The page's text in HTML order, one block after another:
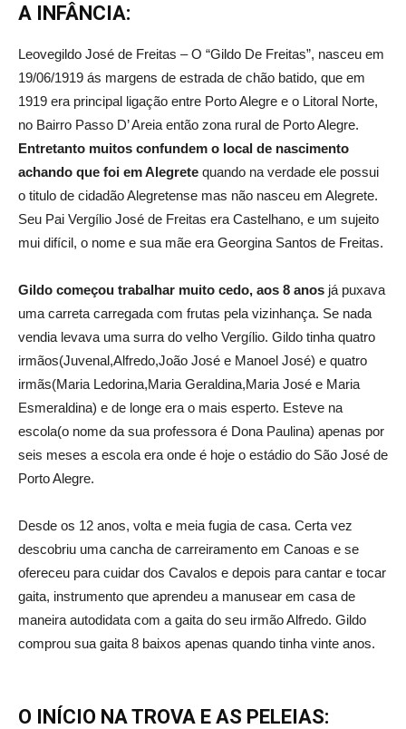
A INFÂNCIA:
Leovegildo José de Freitas – O “Gildo De Freitas”, nasceu em
19/06/1919 ás margens de estrada de chão batido, que em
1919 era principal ligação entre Porto Alegre e o Litoral Norte,
no Bairro Passo D’ Areia então zona rural de Porto Alegre.
Entretanto muitos confundem o local de nascimento
achando que foi em Alegrete quando na verdade ele possui
o titulo de cidadão Alegretense mas não nasceu em Alegrete.
Seu Pai Vergílio José de Freitas era Castelhano, e um sujeito
mui difícil, o nome e sua mãe era Georgina Santos de Freitas.
Gildo começou trabalhar muito cedo, aos 8 anos já puxava
uma carreta carregada com frutas pela vizinhança. Se nada
vendia levava uma surra do velho Vergílio. Gildo tinha quatro
irmãos(Juvenal,Alfredo,João José e Manoel José) e quatro
irmãs(Maria Ledorina,Maria Geraldina,Maria José e Maria
Esmeraldina) e de longe era o mais esperto. Esteve na
escola(o nome da sua professora é Dona Paulina) apenas por
seis meses a escola era onde é hoje o estádio do São José de
Porto Alegre.
Desde os 12 anos, volta e meia fugia de casa. Certa vez
descobriu uma cancha de carreiramento em Canoas e se
ofereceu para cuidar dos Cavalos e depois para cantar e tocar
gaita, instrumento que aprendeu a manusear em casa de
maneira autodidata com a gaita do seu irmão Alfredo. Gildo
comprou sua gaita 8 baixos apenas quando tinha vinte anos.
O INÍCIO NA TROVA E AS PELEIAS: